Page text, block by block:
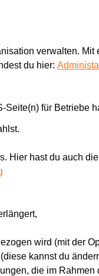
verwalten.
du hier:
Seite(n) für Betriebe
Hier hast du auch
wird (mit der
kannst du
die im